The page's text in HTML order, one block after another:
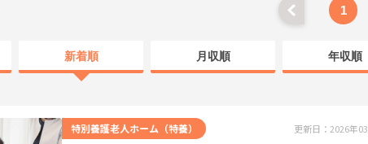
1
新着順 月収順 年収順
特別養護老人ホーム（特養） 更新日：2026年